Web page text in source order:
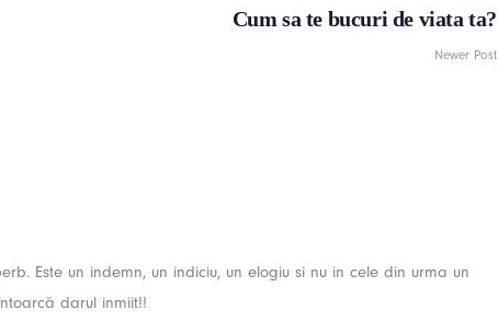
Cum sa te bucuri de viata ta?
Newer Post
Este un indemn, un indiciu, un elogiu si nu in cele din urma un
darul inmiit!!